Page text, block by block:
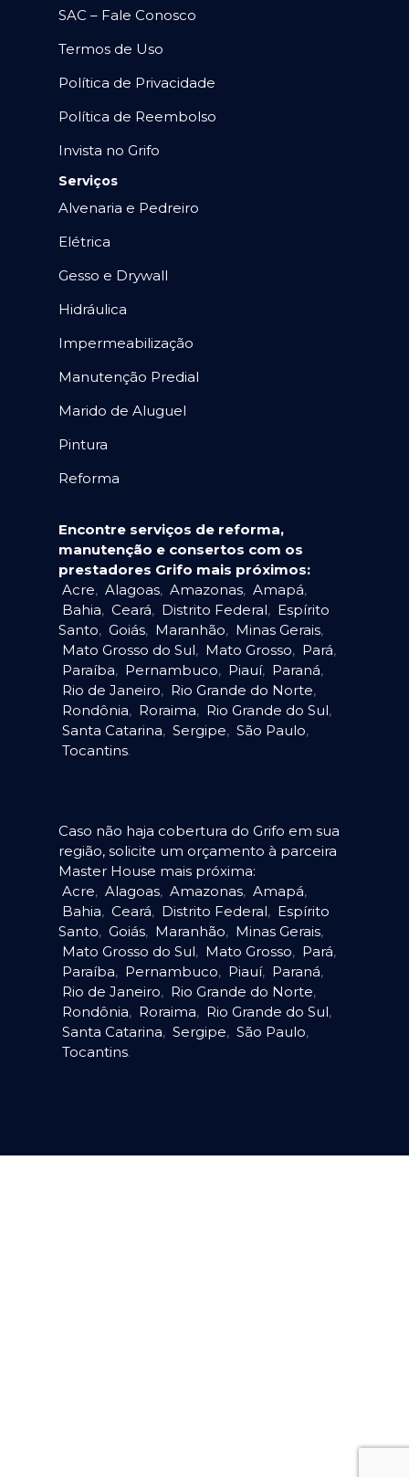
SAC – Fale Conosco
Termos de Uso
Política de Privacidade
Política de Reembolso
Invista no Grifo
Serviços
Alvenaria e Pedreiro
Elétrica
Gesso e Drywall
Hidráulica
Impermeabilização
Manutenção Predial
Marido de Aluguel
Pintura
Reforma
Encontre serviços de reforma,
manutenção e consertos com os
prestadores Grifo mais próximos:
Acre, Alagoas, Amazonas, Amapá,
Bahia, Ceará, Distrito Federal, Espírito
Santo, Goiás, Maranhão, Minas Gerais,
Mato Grosso do Sul, Mato Grosso, Pará,
Paraíba, Pernambuco, Piauí, Paraná,
Rio de Janeiro, Rio Grande do Norte,
Rondônia, Roraima, Rio Grande do Sul,
Santa Catarina, Sergipe, São Paulo,
Tocantins.
Caso não haja cobertura do Grifo em sua
região, solicite um orçamento à parceira
Master House mais próxima:
Acre, Alagoas, Amazonas, Amapá,
Bahia, Ceará, Distrito Federal, Espírito
Santo, Goiás, Maranhão, Minas Gerais,
Mato Grosso do Sul, Mato Grosso, Pará,
Paraíba, Pernambuco, Piauí, Paraná,
Rio de Janeiro, Rio Grande do Norte,
Rondônia, Roraima, Rio Grande do Sul,
Santa Catarina, Sergipe, São Paulo,
Tocantins.